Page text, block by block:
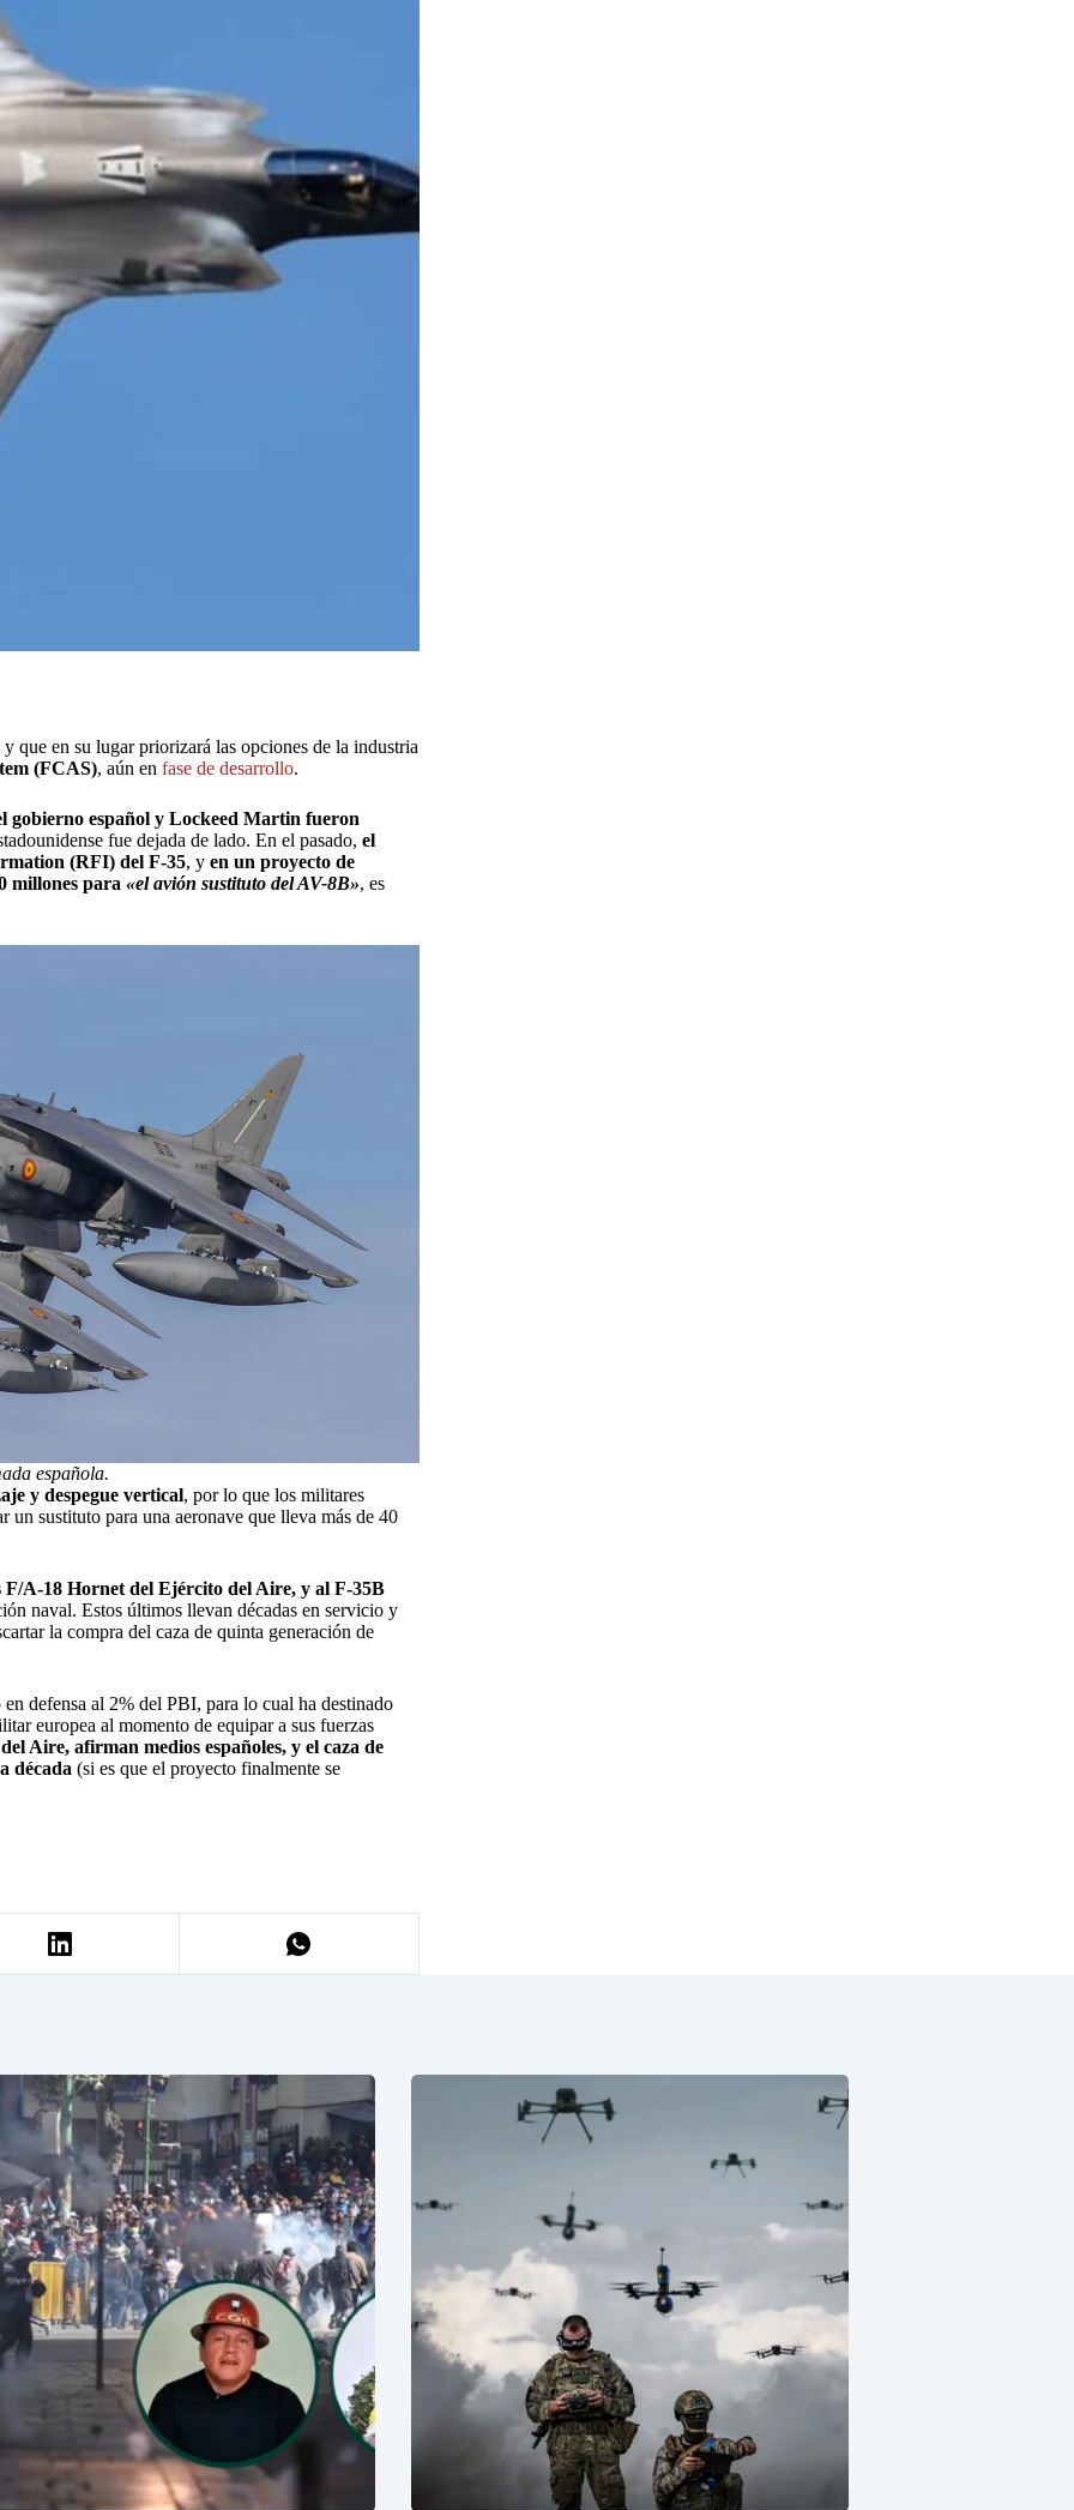
y que en su lugar priorizará las opciones de la industria
(FCAS), aún en fase de desarrollo.
gobierno español y Lockeed Martin fueron
fue dejada de lado. En el pasado, el
(RFI) del F-35, y en un proyecto de
millones para «el avión sustituto del AV-8B», es
española.
y despegue vertical, por lo que los militares
un sustituto para una aeronave que lleva más de 40
F/A-18 Hornet del Ejército del Aire, y al F-35B
naval. Estos últimos llevan décadas en servicio y
la compra del caza de quinta generación de
defensa al 2% del PBI, para lo cual ha destinado
europea al momento de equipar a sus fuerzas
Aire, afirman medios españoles, y el caza de
década (si es que el proyecto finalmente se